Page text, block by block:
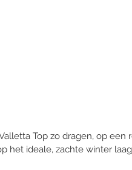
Top zo dragen, op een
het ideale, zachte winter